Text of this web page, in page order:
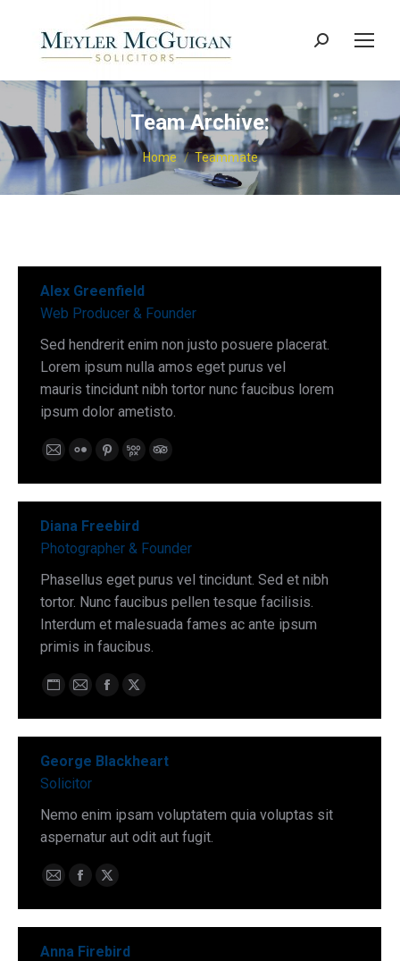
Search:
Team Archive:
You are here:
Home Teammate
Alex Greenfield
Web Producer & Founder
Sed hendrerit enim non justo posuere placerat.
Lorem ipsum nulla amos eget purus vel
mauris tincidunt nibh tortor nunc faucibus lorem
ipsum dolor ametisto.
E-
mail
Flickr Pinterest
500px
Diana Freebird
Photographer & Founder
Phasellus eget purus vel tincidunt. Sed et nibh
tortor. Nunc faucibus pellen tesque facilisis.
Interdum et malesuada fames ac ante ipsum
primis in faucibus.
Personal
blog
/
website
E-
mail
Facebook
X
George Blackheart
Solicitor
Nemo enim ipsam voluptatem quia voluptas sit
aspernatur aut odit aut fugit.
E-
mail
Facebook
X
Anna Firebird